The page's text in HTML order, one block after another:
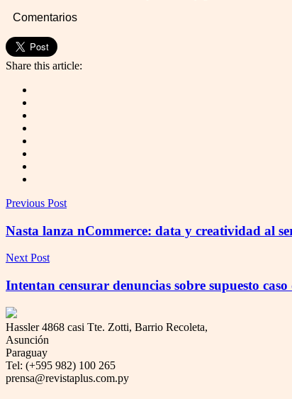
Comentarios
Share this article:
Previous Post
Nasta lanza nCommerce: data y creatividad al
Next Post
Intentan censurar denuncias sobre supuesto
Hassler 4868 casi Tte. Zotti, Barrio Recoleta,
Asunción
Paraguay
Tel: (+595 982) 100 265
prensa@revistaplus.com.py